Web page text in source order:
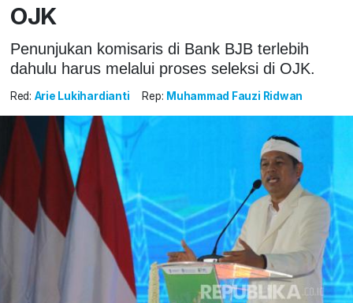
OJK
Penunjukan komisaris di Bank BJB terlebih
dahulu harus melalui proses seleksi di OJK.
Red: Arie Lukihardianti Rep: Muhammad Fauzi Ridwan